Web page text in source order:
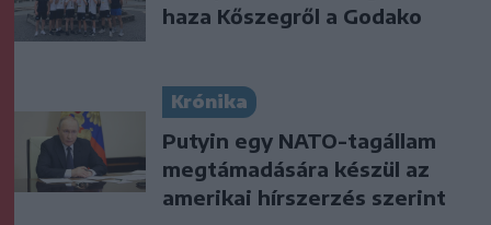
haza Kőszegről a Godako
Krónika
Putyin egy NATO-tagállam
megtámadására készül az
amerikai hírszerzés szerint